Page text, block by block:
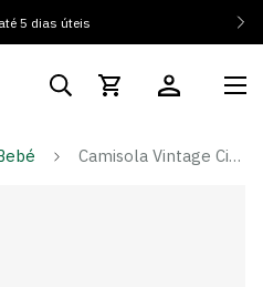
5 dias úteis
Camisola Vintage Cinco Violinos Limited Edition - Criança